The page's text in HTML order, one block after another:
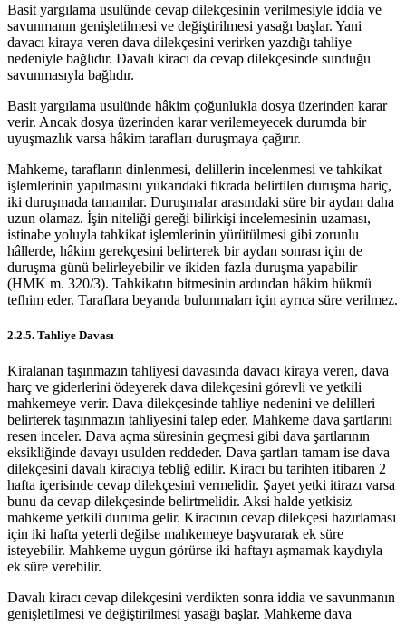
Basit yargılama usulünde cevap dilekçesinin verilmesiyle iddia ve
savunmanın genişletilmesi ve değiştirilmesi yasağı başlar. Yani
davacı kiraya veren dava dilekçesini verirken yazdığı tahliye
nedeniyle bağlıdır. Davalı kiracı da cevap dilekçesinde sunduğu
savunmasıyla bağlıdır.
Basit yargılama usulünde hâkim çoğunlukla dosya üzerinden karar
verir. Ancak dosya üzerinden karar verilemeyecek durumda bir
uyuşmazlık varsa hâkim tarafları duruşmaya çağırır.
Mahkeme, tarafların dinlenmesi, delillerin incelenmesi ve tahkikat
işlemlerinin yapılmasını yukarıdaki fıkrada belirtilen duruşma hariç,
iki duruşmada tamamlar. Duruşmalar arasındaki süre bir aydan daha
uzun olamaz. İşin niteliği gereği bilirkişi incelemesinin uzaması,
istinabe yoluyla tahkikat işlemlerinin yürütülmesi gibi zorunlu
hâllerde, hâkim gerekçesini belirterek bir aydan sonrası için de
duruşma günü belirleyebilir ve ikiden fazla duruşma yapabilir
(HMK m. 320/3). Tahkikatın bitmesinin ardından hâkim hükmü
tefhim eder. Taraflara beyanda bulunmaları için ayrıca süre verilmez.
2.2.5. Tahliye Davası
Kiralanan taşınmazın tahliyesi davasında davacı kiraya veren, dava
harç ve giderlerini ödeyerek dava dilekçesini görevli ve yetkili
mahkemeye verir. Dava dilekçesinde tahliye nedenini ve delilleri
belirterek taşınmazın tahliyesini talep eder. Mahkeme dava şartlarını
resen inceler. Dava açma süresinin geçmesi gibi dava şartlarının
eksikliğinde davayı usulden reddeder. Dava şartları tamam ise dava
dilekçesini davalı kiracıya tebliğ edilir. Kiracı bu tarihten itibaren 2
hafta içerisinde cevap dilekçesini vermelidir. Şayet yetki itirazı varsa
bunu da cevap dilekçesinde belirtmelidir. Aksi halde yetkisiz
mahkeme yetkili duruma gelir. Kiracının cevap dilekçesi hazırlaması
için iki hafta yeterli değilse mahkemeye başvurarak ek süre
isteyebilir. Mahkeme uygun görürse iki haftayı aşmamak kaydıyla
ek süre verebilir.
Davalı kiracı cevap dilekçesini verdikten sonra iddia ve savunmanın
genişletilmesi ve değiştirilmesi yasağı başlar. Mahkeme dava